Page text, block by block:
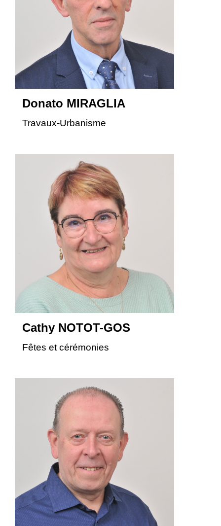
Donato MIRAGLIA
Travaux-Urbanisme
Cathy NOTOT-GOS
Fêtes et cérémonies